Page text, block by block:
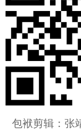
包袱剪辑：张